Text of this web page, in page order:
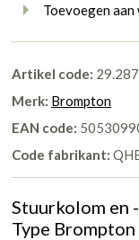
Toevoegen
Artikel code:
Merk: Brompton
EAN code:
Code fabrikant:
Stuurkolom en
Type Brompton